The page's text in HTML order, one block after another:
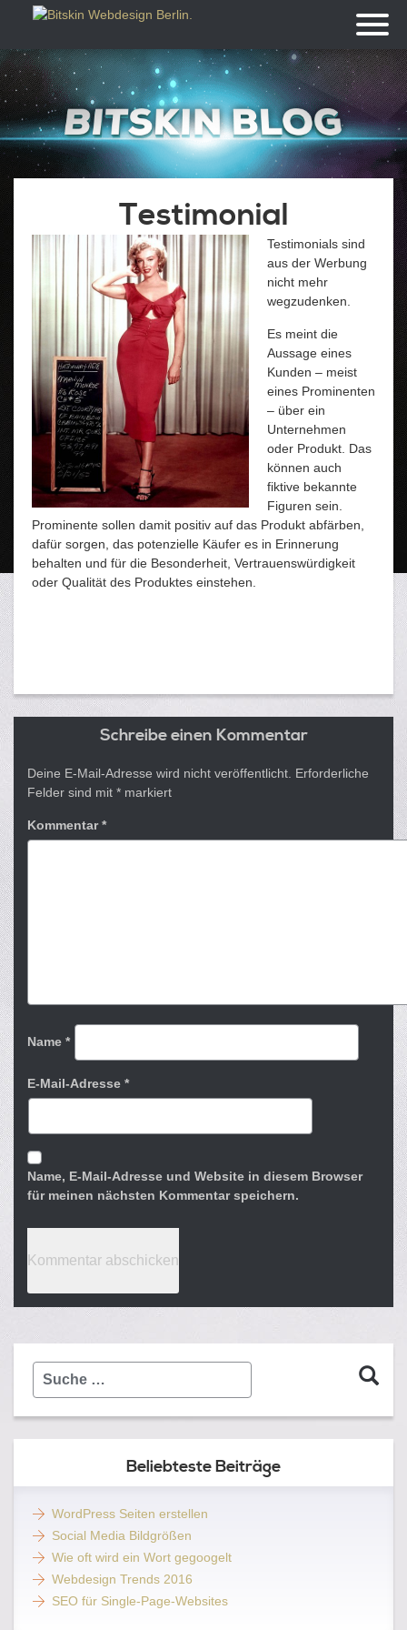
Testimonial
Testimonials sind
aus der Werbung
nicht mehr
wegzudenken.
Es meint die
Aussage eines
Kunden – meist
eines Prominenten
– über ein
Unternehmen
oder Produkt. Das
können auch
fiktive bekannte
Figuren sein.
Prominente sollen damit positiv auf das Produkt abfärben,
dafür sorgen, das potenzielle Käufer es in Erinnerung
behalten und für die Besonderheit, Vertrauenswürdigkeit
oder Qualität des Produktes einstehen.
Schreibe einen Kommentar
Deine E-Mail-Adresse wird nicht veröffentlicht. Erforderliche
Felder sind mit * markiert
Kommentar*
Name *
E-Mail-Adresse *
Name, E-Mail-Adresse und Website in diesem Browser
für meinen nächsten Kommentar speichern.
Suche
Beliebteste Beiträge
WordPress Seiten erstellen
Social Media Bildgrößen
Wie oft wird ein Wort gegoogelt
Webdesign Trends 2016
SEO für Single-Page-Websites